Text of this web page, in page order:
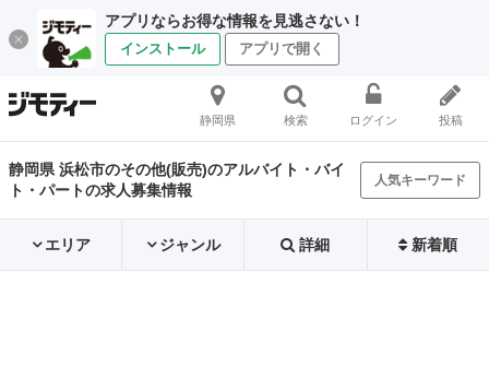
アプリならお得な情報を見逃さない！
インストール アプリで開く
静岡県 検索 ログイン 投稿
静岡県 浜松市のその他(販売)のアルバイト・バイ
ト・パートの求人募集情報
人気キーワード
エリア ジャンル 詳細 新着順